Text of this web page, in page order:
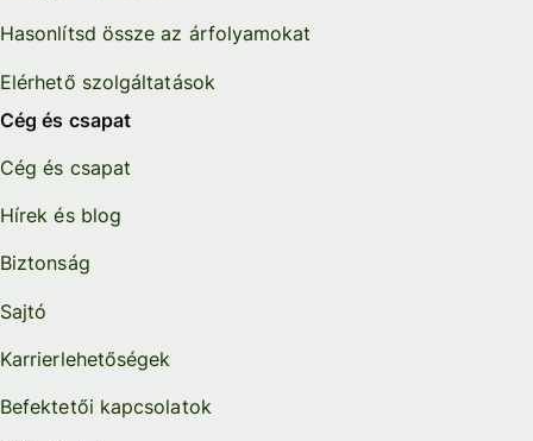
Hasonlítsd össze az árfolyamokat
Elérhető szolgáltatások
Cég és csapat
Cég és csapat
Hírek és blog
Biztonság
Sajtó
Karrierlehetőségek
Befektetői kapcsolatok